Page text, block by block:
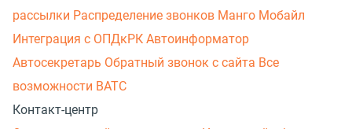
рассылки Распределение звонков Манго Мобайл
Интеграция с ОПДкРК Автоинформатор
Автосекретарь Обратный звонок с сайта Все
возможности ВАТС
Контакт-центр